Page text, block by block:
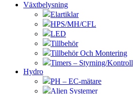
Växtbelysning
Elartiklar
HPS/MH/CFL
LED
Tillbehör
Tillbehör Och Montering
Timers – Styrning/Kontroll
Hydro
PH – EC-mätare
Alien Systemer